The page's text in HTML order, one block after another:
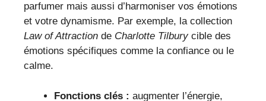
parfumer mais aussi d’harmoniser vos émotions
et votre dynamisme. Par exemple, la collection
Law of Attraction de Charlotte Tilburycible des
émotions spécifiques comme la confiance ou le
calme.
Fonctions clés : augmenter l’énergie,